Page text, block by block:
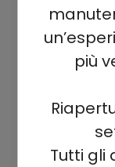
più
Tutti gli